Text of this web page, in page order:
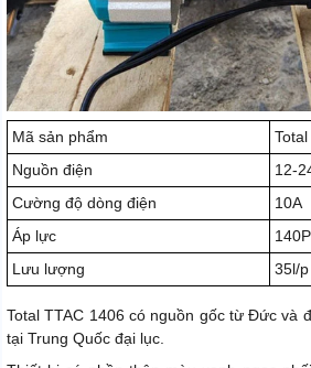
Mã sản phẩm
Nguồn điện
12-
Cường độ dòng điện
10A
Áp lực
Lưu lượng
35l/p
Total TTAC 1406 có nguồn gốc từ Đức và
tại Trung Quốc đại lục.